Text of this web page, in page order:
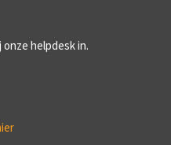
helpdesk in.